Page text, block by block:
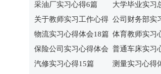
15篇)
【荐】
采油厂实习心得6篇
大学毕业实习
关于教师实习工作心得 公司财务部实
物流实习心得体会18篇 体育教师实习
12篇
保险公司实习心得体会
(集锦13篇)
普通车床实习
汽修实习心得15篇
测量实习心得